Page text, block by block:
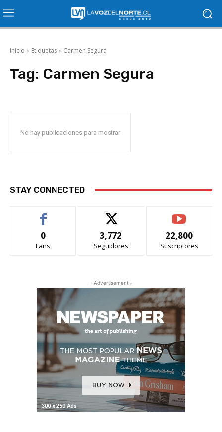
Inicio Etiquetas Carmen Segura
Tag: Carmen Segura
No hay publicaciones para mostrar
STAY CONNECTED
0
Fans
3,772
Seguidores
22,800
Suscriptores
- Advertisement -